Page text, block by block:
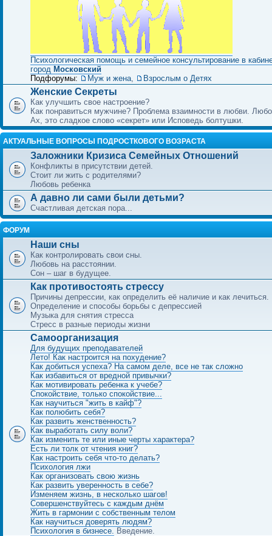
Психологическая помощь и семейное консультирование в
город Московский
Подфорумы:
Муж и жена, Взрослым о Детях
Женские Секреты
Как улучшить свое настроение?
Как понравиться мужчине? Проблема взаимности в любви.
Ах, это сладкое слово «секрет» или Исповедь болтушки.
АКТУАЛЬНЫЕ ВОПРОСЫ ПОДРОСТКОВОГО ВОЗРАСТА
Заложники Кризиса Семейных Отношений
Конфликты в присутствии детей.
Стоит ли жить с родителями?
Любовь ребенка
А давно ли сами были детьми?
Счастливая детская пора...
ФОРУМ
Наши сны
Как контролировать свои сны.
Любовь на расстоянии.
Сон – шаг в будущее.
Как противостоять стрессу
Причины депрессии, как определить её наличие и как лечиться.
Определение и способы борьбы с депрессией
Музыка для снятия стресса
Стресс в разные периоды жизни
Самоорганизация
Для будущих преподавателей
Лето! Как настроится на похудение?
Как добиться успеха? На самом деле, все не так сложно
Как избавиться от вредной привычки?
Как мотивировать ребенка к учебе?
Спокойствие, только спокойствие...
Как научиться "жить в кайф"?
Как полюбить себя?
Как развить женственность?
Как выработать силу воли?
Как изменить те или иные черты характера?
Есть ли толк от чтения книг?
Как настроить себя что-то делать?
Психология лжи
Как организовать свою жизнь
Как развить уверенность в себе?
Изменяем жизнь, в несколько шагов!
Совершенствуйтесь с каждым днём
Жить в гармонии с собственным телом
Как научиться доверять людям?
Психология в бизнесе. Введение.